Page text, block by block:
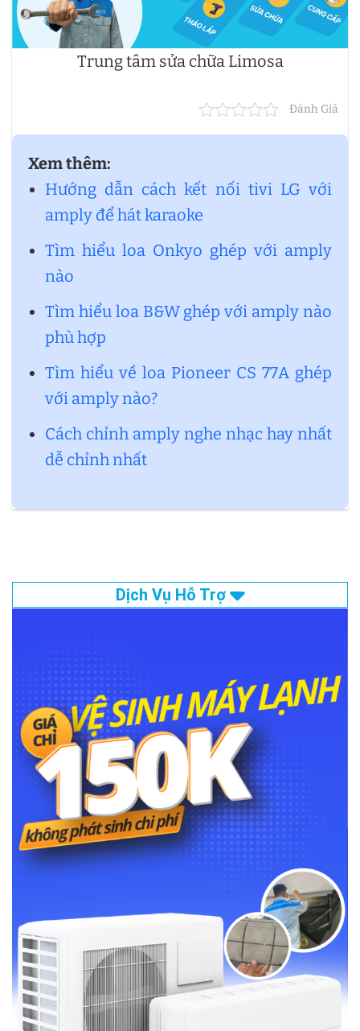
Trung tâm sửa chữa Limosa
Đánh Giá
Xem thêm:
Hướng dẫn cách kết nối tivi LG với
amply để hát karaoke
Tìm hiểu loa Onkyo ghép với amply
nào
Tìm hiểu loa B&W ghép với amply nào
phù hợp
Tìm hiểu về loa Pioneer CS 77A ghép
với amply nào?
Cách chỉnh amply nghe nhạc hay nhất
dễ chỉnh nhất
Dịch Vụ Hỗ Trợ